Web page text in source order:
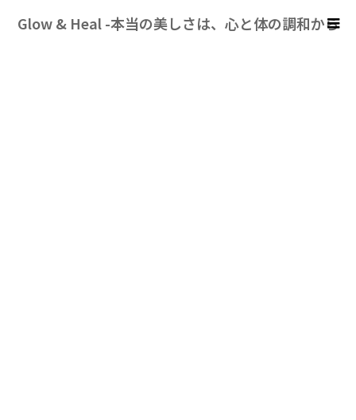
Glow & Heal -本当の美しさは、心と体の調和から